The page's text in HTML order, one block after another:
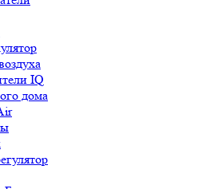
IQ
дома